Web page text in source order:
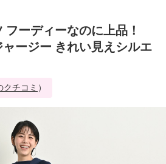
フーディーなのに上品！
ージー きれい見えシルエ
クチコミ ）